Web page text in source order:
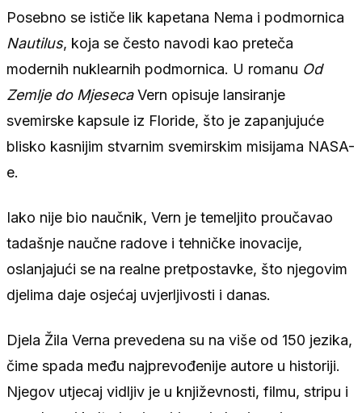
Posebno se ističe lik kapetana Nema i podmornica
Nautilus, koja se često navodi kao preteča
modernih nuklearnih podmornica. U romanu Od
Zemlje do MjesecaVern opisuje lansiranje
svemirske kapsule iz Floride, što je zapanjujuće
blisko kasnijim stvarnim svemirskim misijama NASA-
e.
Iako nije bio naučnik, Vern je temeljito proučavao
tadašnje naučne radove i tehničke inovacije,
oslanjajući se na realne pretpostavke, što njegovim
djelima daje osjećaj uvjerljivosti i danas.
Djela Žila Verna prevedena su na više od 150 jezika,
čime spada među najprevođenije autore u historiji.
Njegov utjecaj vidljiv je u književnosti, filmu, stripu i